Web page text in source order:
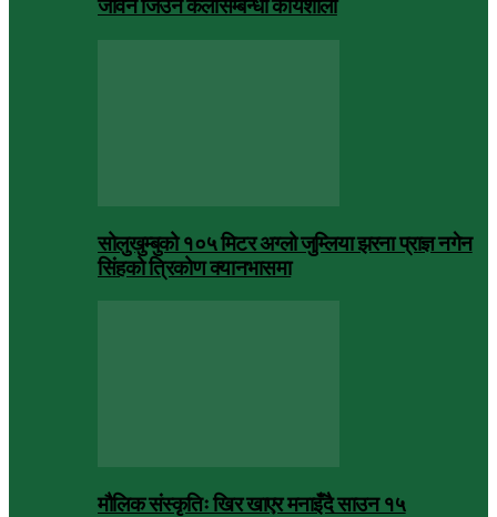
जीवन जिउने कलासम्बन्धी कार्यशाला
सोलुखुम्बुको १०५ मिटर अग्लो जुम्लिया झरना प्राज्ञ नगेन
सिंहको त्रिकोण क्यानभासमा
मौलिक संस्कृतिः खिर खाएर मनाइँदै साउन १५